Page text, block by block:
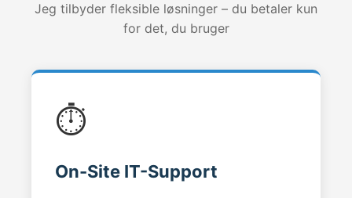
Jeg tilbyder fleksible løsninger – du betaler kun
for det, du bruger
⏱️
On-Site IT-Support